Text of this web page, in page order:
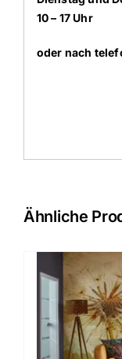
10 – 17 Uhr
oder nach
Ähnliche